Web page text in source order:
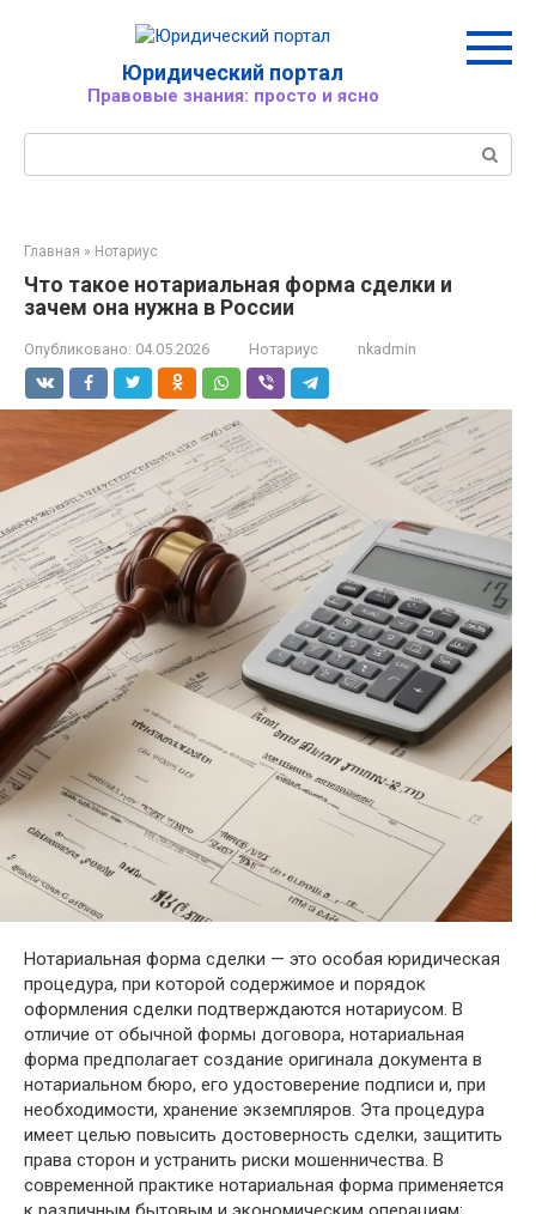
Юридический портал
Правовые знания: просто и ясно
Главная » Нотариус
Что такое нотариальная форма сделки и
зачем она нужна в России
Опубликовано: 04.05.2026 Нотариус nkadmin
Нотариальная форма сделки — это особая юридическая
процедура, при которой содержимое и порядок
оформления сделки подтверждаются нотариусом. В
отличие от обычной формы договора, нотариальная
форма предполагает создание оригинала документа в
нотариальном бюро, его удостоверение подписи и, при
необходимости, хранение экземпляров. Эта процедура
имеет целью повысить достоверность сделки, защитить
права сторон и устранить риски мошенничества. В
современной практике нотариальная форма применяется